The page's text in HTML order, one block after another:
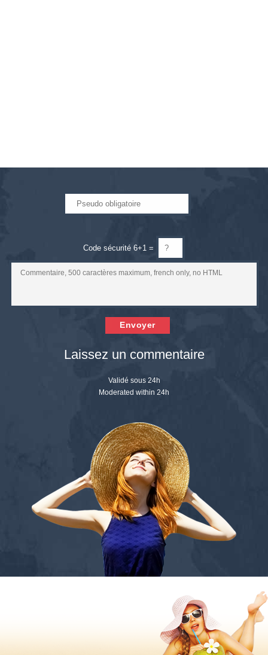
Code sécurité 6+1 =
Envoyer
Laissez un commentaire
Validé sous 24h
Moderated within 24h